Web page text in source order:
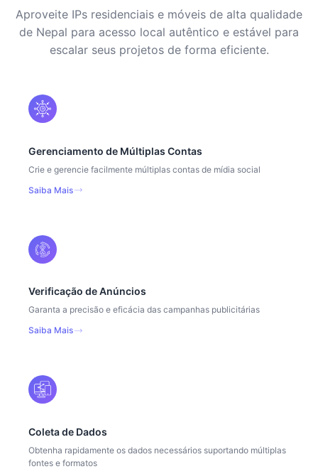
Aproveite IPs residenciais e móveis de alta qualidade
de Nepal para acesso local autêntico e estável para
escalar seus projetos de forma eficiente.
Gerenciamento de Múltiplas Contas
Crie e gerencie facilmente múltiplas contas de mídia social
Saiba Mais
Verificação de Anúncios
Garanta a precisão e eficácia das campanhas publicitárias
Saiba Mais
Coleta de Dados
Obtenha rapidamente os dados necessários suportando múltiplas
fontes e formatos